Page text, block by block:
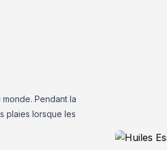
Pendant la
plaies lorsque les